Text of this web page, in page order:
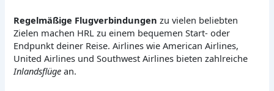
Regelmäßige Flugverbindungen zu vielen beliebten
Zielen machen HRL zu einem bequemen Start- oder
Endpunkt deiner Reise. Airlines wie American Airlines,
United Airlines und Southwest Airlines bieten zahlreiche
Inlandsflüge an.